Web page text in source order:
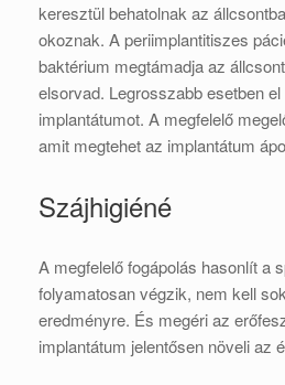
keresztül behatolnak az
okoznak. A periimplantitiszes
baktérium megtámadja az
elsorvad. Legrosszabb esetben
implantátumot. A megfelelő
amit megtehet az implantátum
Szájhigiéné
A megfelelő fogápolás hasonlít a
folyamatosan végzik, nem kell
eredményre. És megéri az
implantátum jelentősen növeli az